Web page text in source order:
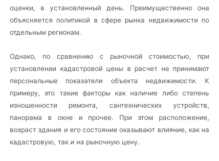
оценки, в установленный день. Преимущественно она
объясняется политикой в сфере рынка недвижимости по
отдельным регионам.
Однако, по сравнению с рыночной стоимостью, при
установлении кадастровой цены в расчет не принимают
персональные показатели объекта недвижимости. К
примеру, это такие факторы как наличие либо степень
изношенности ремонта, сантехнических устройств,
панорама в окне и прочее. При этом расположение,
возраст здания и его состояние оказывают влияние, как на
кадастровую, так и на рыночную цену.